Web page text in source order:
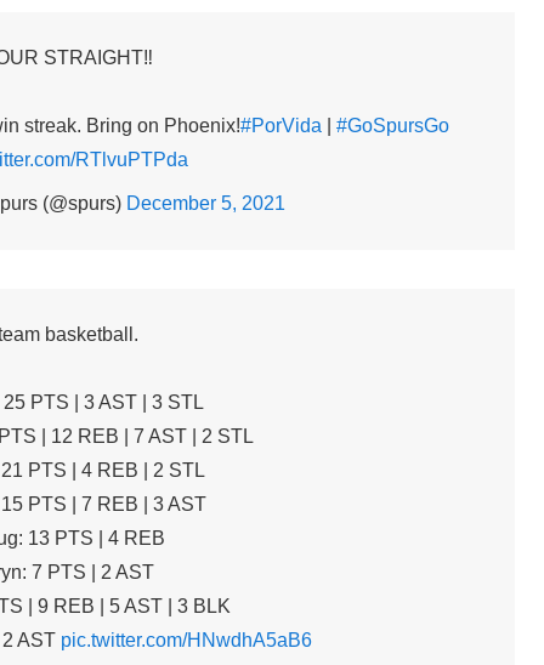
STRAIGHT‼️
streak. Bring on Phoenix!#PorVida
#GoSpursGo
RTlvuPTPda
(@spurs) December 5, 2021
basketball.
PTS | 3 AST | 3 STL
| 12 REB | 7 AST | 2 STL
PTS | 4 REB | 2 STL
PTS | 7 REB | 3 AST
13 PTS | 4 REB
7 PTS | 2 AST
| 9 REB | 5 AST | 3 BLK
AST pic.twitter.com/HNwdhA5aB6